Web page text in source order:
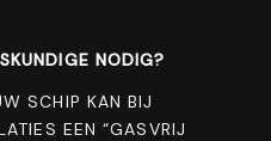
NODIG?
SCHIP KAN BIJ
EEN “GASVRIJ